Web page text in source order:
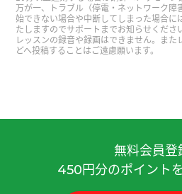
息。谢谢您的修改我的文章。
动常常哭了。下次课、我想告
下次见。( 男性 )
有好的缘。下次见吧。( 男性 )
万が一、トラブル（停電・ネットワーク障
始できない場合や中断してしまった場合に
たしますのでサポートまでお知らせくださ
レッスンの録音や録画はできません。また
どへ投稿することはご遠慮願います。
無料会員登
450円分のポイント